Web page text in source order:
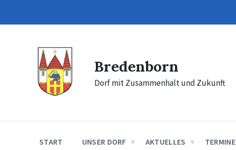
content
main
footer
Bredenborn
Dorf mit Zusammenhalt und Zukunft
START UNSER DORF AKTUELLES TERMINE